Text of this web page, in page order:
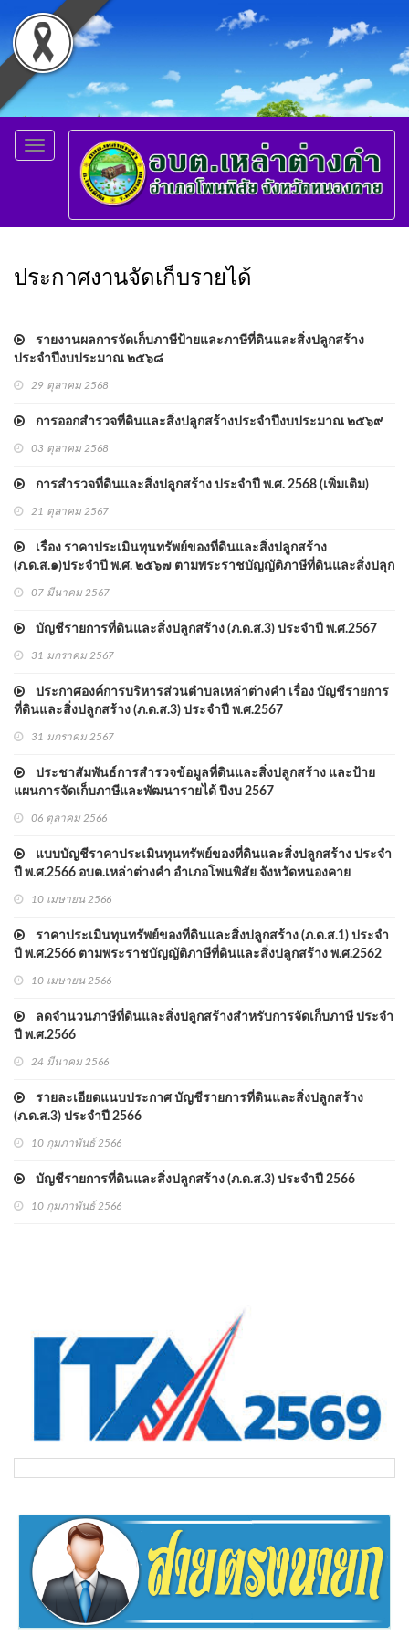
Toggle
navigation
ประกาศงานจัดเก็บรายได้
รายงานผลการจัดเก็บภาษีป้ายและภาษีที่ดินและสิ่งปลูกสร้าง
ประจำปีงบประมาณ ๒๕๖๘
29 ตุลาคม 2568
การออกสำรวจที่ดินและสิ่งปลูกสร้างประจำปีงบประมาณ ๒๕๖๙
03 ตุลาคม 2568
การสำรวจที่ดินและสิ่งปลูกสร้าง ประจำปี พ.ศ. 2568 (เพิ่มเติม)
21 ตุลาคม 2567
เรื่อง ราคาประเมินทุนทรัพย์ของที่ดินและสิ่งปลูกสร้าง
(ภ.ด.ส.๑)ประจำปี พ.ศ. ๒๕๖๗ ตามพระราชบัญญัติภาษีที่ดินและสิ่งปลุก
สร้าง พ.ศ.๒๕๖๒
07 มีนาคม 2567
บัญชีรายการที่ดินและสิ่งปลูกสร้าง (ภ.ด.ส.3) ประจำปี พ.ศ.2567
31 มกราคม 2567
ประกาศองค์การบริหารส่วนตำบลเหล่าต่างคำ เรื่อง บัญชีรายการ
ที่ดินและสิ่งปลูกสร้าง (ภ.ด.ส.3) ประจำปี พ.ศ.2567
31 มกราคม 2567
ประชาสัมพันธ์การสำรวจข้อมูลที่ดินและสิ่งปลูกสร้าง และป้าย
แผนการจัดเก็บภาษีและพัฒนารายได้ ปีงบ 2567
06 ตุลาคม 2566
แบบบัญชีราคาประเมินทุนทรัพย์ของที่ดินและสิ่งปลูกสร้าง ประจำ
ปี พ.ศ.2566 อบต.เหล่าต่างคำ อำเภอโพนพิสัย จังหวัดหนองคาย
10 เมษายน 2566
ราคาประเมินทุนทรัพย์ของที่ดินและสิ่งปลูกสร้าง (ภ.ด.ส.1) ประจำ
ปี พ.ศ.2566 ตามพระราชบัญญัติภาษีที่ดินและสิ่งปลูกสร้าง พ.ศ.2562
10 เมษายน 2566
ลดจำนวนภาษีที่ดินและสิ่งปลูกสร้างสำหรับการจัดเก็บภาษี ประจำ
ปี พ.ศ.2566
24 มีนาคม 2566
รายละเอียดแนบประกาศ บัญชีรายการที่ดินและสิ่งปลูกสร้าง
(ภ.ด.ส.3) ประจำปี 2566
10 กุมภาพันธ์ 2566
บัญชีรายการที่ดินและสิ่งปลูกสร้าง (ภ.ด.ส.3) ประจำปี 2566
10 กุมภาพันธ์ 2566